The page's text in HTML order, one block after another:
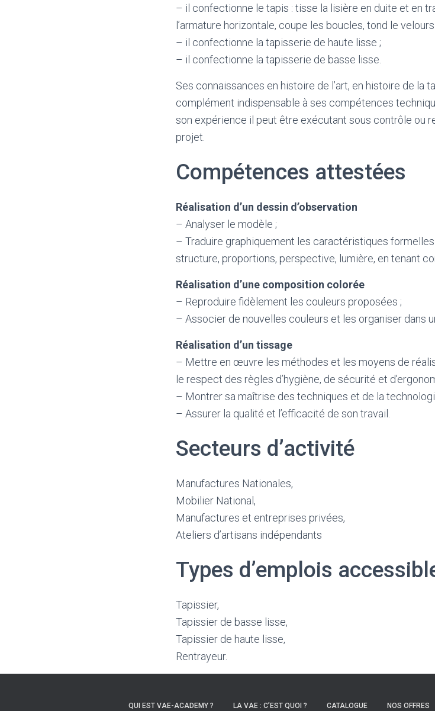
– il confectionne le tapis : tisse la lisière en duite et en
l’armature horizontale, coupe les boucles, tond le
– il confectionne la tapisserie de haute lisse ;
– il confectionne la tapisserie de basse lisse.
Ses connaissances en histoire de l’art, en histoire de la
complément indispensable à ses compétences
son expérience il peut être exécutant sous contrôle ou
projet.
Compétences attestées
Réalisation d’un dessin d’observation
– Analyser le modèle ;
– Traduire graphiquement les caractéristiques
structure, proportions, perspective, lumière, en tenant
Réalisation d’une composition colorée
– Reproduire fidèlement les couleurs proposées ;
– Associer de nouvelles couleurs et les organiser dans
Réalisation d’un tissage
– Mettre en œuvre les méthodes et les moyens de
le respect des règles d’hygiène, de sécurité et
– Montrer sa maîtrise des techniques et de la
– Assurer la qualité et l’efficacité de son travail.
Secteurs d’activité
Manufactures Nationales,
Mobilier National,
Manufactures et entreprises privées,
Ateliers d’artisans indépendants
Types d’emplois
Tapissier,
Tapissier de basse lisse,
Tapissier de haute lisse,
Rentrayeur.
QUI EST VAE-ACADEMY ? LA VAE : C’EST QUOI ? CATALOGUE NOS OFFRES